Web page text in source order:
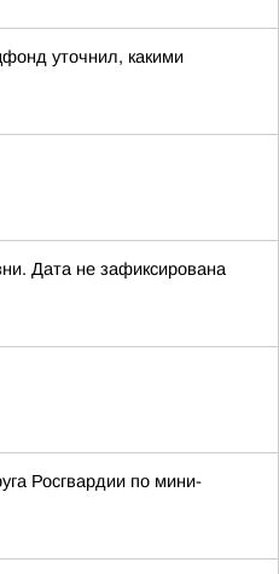
уточнил, какими
Дата не зафиксирована
Росгвардии по мини-